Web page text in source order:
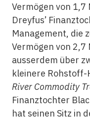
Vermögen von
Dreyfus’
Management, die
Vermögen von
ausserdem über
kleinere Rohstoff-
River Commodity
Finanztochter
hat seinen Sitz in